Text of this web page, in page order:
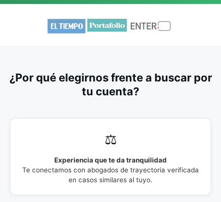
¿Por qué elegirnos frente a buscar por
tu cuenta?
⚖️
Experiencia que te da tranquilidad
Te conectamos con abogados de trayectoria verificada
en casos similares al tuyo.